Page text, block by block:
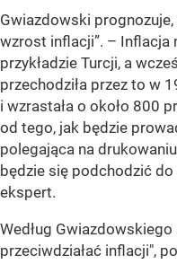
Gwiazdowski
wzrost inflacji”. – Inflacja
przykładzie Turcji, a
przechodziła przez to w
i wzrastała o około 800
od tego, jak będzie
polegająca na
będzie się podchodzić
ekspert.
Według Gwiazdowskiego
przeciwdziałać inflacji",